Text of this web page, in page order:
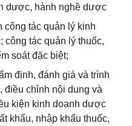
dược, hành nghề dược
công tác quản lý kinh
tác quản lý thuốc,
soát đặc biệt;
định, đánh giá và trình
điều chỉnh nội dung và
kiện kinh doanh dược
khẩu, nhập khẩu thuốc,